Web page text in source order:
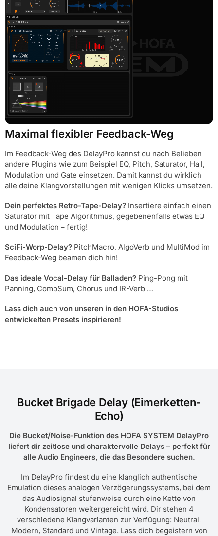
Maximal flexibler Feedback-Weg
Im Feedback-Weg des DelayPro kannst du nach Belieben
andere Plugins wie zum Beispiel EQ, Pitch, Saturator, Hall,
Modulation und Gate einsetzen. Damit kannst du wirklich
alle deine Klangvorstellungen mit wenigen Klicks umsetzen.
Dein perfektes Retro-Tape-Delay? Insertiere einfach einen
Saturator mit Tape Algorithmus, gegebenenfalls etwas EQ
und Modulation – fertig!
SciFi-Worp-Delay? PitchMacro, AlgoVerb und MultiMod im
Feedback-Weg beamen dich hin!
Das ideale Vocal-Delay für Balladen? Ping-Pong mit
Panning, CompSum, Chorus und IR-Verb …
Lass dich auch von unseren in den HOFA-Studios
entwickelten Presets inspirieren!
Bucket Brigade Delay (Eimerketten-
Echo)
Die Bucket/Noise-Funktion des HOFA SYSTEM DelayPro
liefert dir zeitlose und charaktervolle Delays – perfekt für
alle Audio Engineers, die das Besondere suchen.
Im DelayPro findest du eine klanglich authentische
Emulation dieses analogen Verzögerungssystems, bei dem
das Audiosignal stufenweise durch eine Kette von
Kondensatoren weitergereicht wird. Dir stehen 4
verschiedene Klangvarianten zur Verfügung: Neutral,
Modern, Standard und Vintage. Lass dich begeistern von